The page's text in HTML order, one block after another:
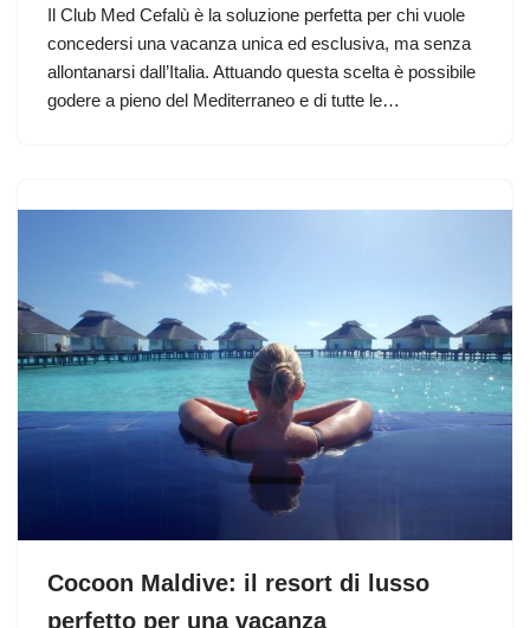
Il Club Med Cefalù è la soluzione perfetta per chi vuole
concedersi una vacanza unica ed esclusiva, ma senza
allontanarsi dall’Italia. Attuando questa scelta è possibile
godere a pieno del Mediterraneo e di tutte le…
Cocoon Maldive: il resort di lusso
perfetto per una vacanza